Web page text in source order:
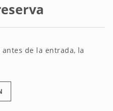
de la entrada, la